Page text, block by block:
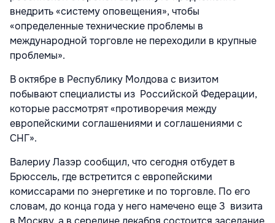
внедрить «систему оповещения», чтобы
«определенные технические проблемы в
международной торговле не переходили в крупные
проблемы».
В октябре в Республику Молдова с визитом
побывают специалисты из Российской Федерации,
которые рассмотрят «противоречия между
европейскими соглашениями и соглашениями с
СНГ».
Валериу Лазэр сообщил, что сегодня отбудет в
Брюссель, где встретится с европейскими
комиссарами по энергетике и по торговле. По его
словам, до конца года у него намечено еще 3 визита